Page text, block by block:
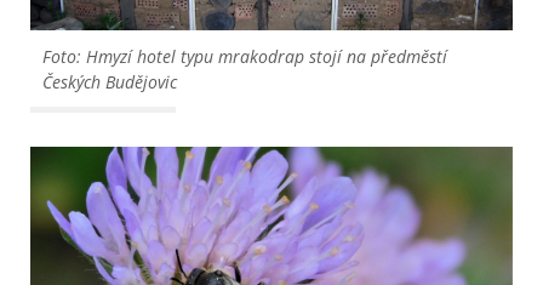
Foto: Hmyzí hotel typu mrakodrap stojí na předměstí
Českých Budějovic